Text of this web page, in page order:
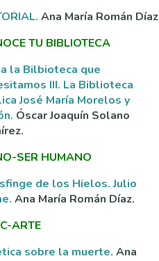
Ana María Román Díaz
TU BIBLIOTECA
la Bilbioteca que
III. La Biblioteca
José María Morelos y
Óscar Joaquín Solano
SER HUMANO
de los Hielos. Julio
Ana María Román Díaz.
ARTE
sobre la muerte. Ana